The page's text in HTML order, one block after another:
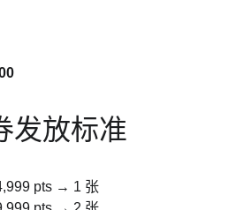
放标准
pts → 1 张